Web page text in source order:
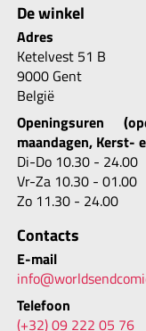
De winkel
Adres
Ketelvest 51 B
9000 Gent
België
Openingsuren
maandagen, Kerst-
Di-Do 10.30 - 24.00
Vr-Za 10.30 - 01.00
Zo 11.30 - 24.00
Contacts
E-mail
Telefoon
(+32) 09 222 05 76